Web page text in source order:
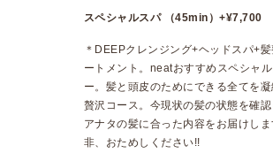
スペシャルスパ （45min）+¥7,700
＊DEEPクレンジング+ヘッドスパ+髪
ートメント。neatおすすめスペシャ
ー。髪と頭皮のためにできる全てを凝
贅沢コース。今現状の髪の状態を確認
アナタの髪に合った内容をお届けしま
非、おためしください!!